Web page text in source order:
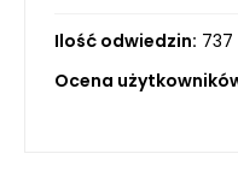
Ilość odwiedzin: 737
Ocena